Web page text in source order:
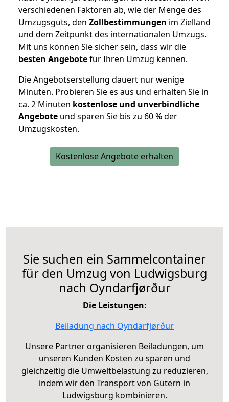
verschiedenen Faktoren ab, wie der Menge des
Umzugsguts, den Zollbestimmungen im Zielland
und dem Zeitpunkt des internationalen Umzugs.
Mit uns können Sie sicher sein, dass wir die
besten Angebotefür Ihren Umzug kennen.
Die Angebotserstellung dauert nur wenige
Minuten. Probieren Sie es aus und erhalten Sie in
ca. 2 Minuten kostenlose und unverbindliche
Angebote und sparen Sie bis zu 60 % der
Umzugskosten.
Kostenlose Angebote erhalten
Sie suchen ein Sammelcontainer
für den Umzug von Ludwigsburg
nach Oyndarfjørður
Die Leistungen:
Beiladung nach Oyndarfjørður
Unsere Partner organisieren Beiladungen, um
unseren Kunden Kosten zu sparen und
gleichzeitig die Umweltbelastung zu reduzieren,
indem wir den Transport von Gütern in
Ludwigsburg kombinieren.